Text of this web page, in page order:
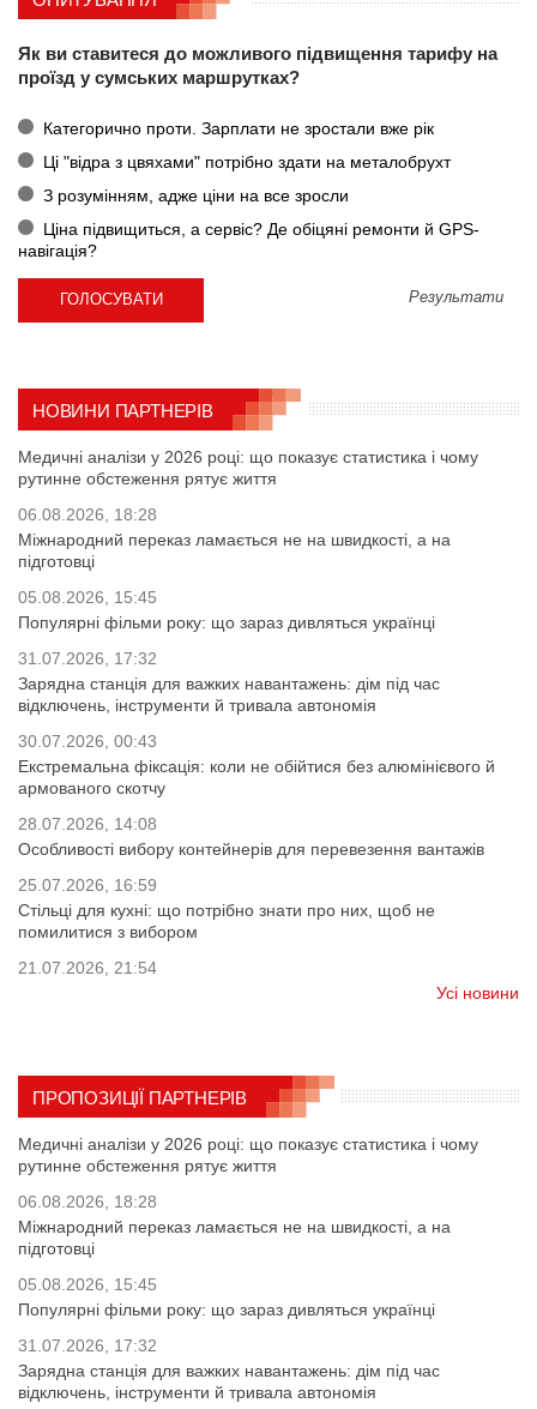
Як ви ставитеся до можливого підвищення тарифу на
проїзд у сумських маршрутках?
Категорично проти. Зарплати не зростали вже рік
Ці "відра з цвяхами" потрібно здати на металобрухт
З розумінням, адже ціни на все зросли
Ціна підвищиться, а сервіс? Де обіцяні ремонти й GPS-
навігація?
Результати
НОВИНИ ПАРТНЕРІВ
Медичні аналізи у 2026 році: що показує статистика і чому
рутинне обстеження рятує життя
06.08.2026, 18:28
Міжнародний переказ ламається не на швидкості, а на
підготовці
05.08.2026, 15:45
Популярні фільми року: що зараз дивляться українці
31.07.2026, 17:32
Зарядна станція для важких навантажень: дім під час
відключень, інструменти й тривала автономія
30.07.2026, 00:43
Екстремальна фіксація: коли не обійтися без алюмінієвого й
армованого скотчу
28.07.2026, 14:08
Особливості вибору контейнерів для перевезення вантажів
25.07.2026, 16:59
Стільці для кухні: що потрібно знати про них, щоб не
помилитися з вибором
21.07.2026, 21:54
Усі новини
ПРОПОЗИЦІЇ ПАРТНЕРІВ
Медичні аналізи у 2026 році: що показує статистика і чому
рутинне обстеження рятує життя
06.08.2026, 18:28
Міжнародний переказ ламається не на швидкості, а на
підготовці
05.08.2026, 15:45
Популярні фільми року: що зараз дивляться українці
31.07.2026, 17:32
Зарядна станція для важких навантажень: дім під час
відключень, інструменти й тривала автономія